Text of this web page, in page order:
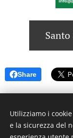
Share
© 2023
Utilizziamo i
e la sicurezza del